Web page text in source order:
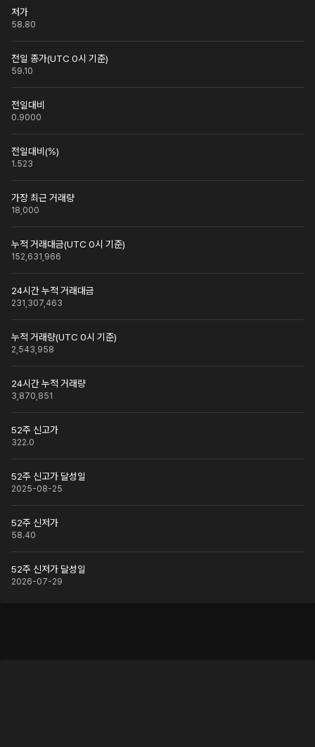
저가
58.80
전일 종가(UTC 0시 기준)
59.10
전일대비
0.9000
전일대비(%)
1.523
가장 최근 거래량
18,000
누적 거래대금(UTC 0시 기준)
152,631,966
24시간 누적 거래대금
231,307,463
누적 거래량(UTC 0시 기준)
2,543,958
24시간 누적 거래량
3,870,851
52주 신고가
322.0
52주 신고가 달성일
2025-08-25
52주 신저가
58.40
52주 신저가 달성일
2026-07-29